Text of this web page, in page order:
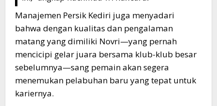
​Manajemen Persik Kediri juga menyadari
bahwa dengan kualitas dan pengalaman
matang yang dimiliki Novri—yang pernah
mencicipi gelar juara bersama klub-klub besar
sebelumnya—sang pemain akan segera
menemukan pelabuhan baru yang tepat untuk
kariernya.